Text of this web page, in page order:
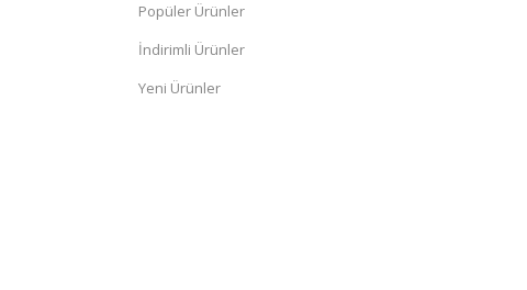
Popüler Ürünler
İndirimli Ürünler
Yeni Ürünler